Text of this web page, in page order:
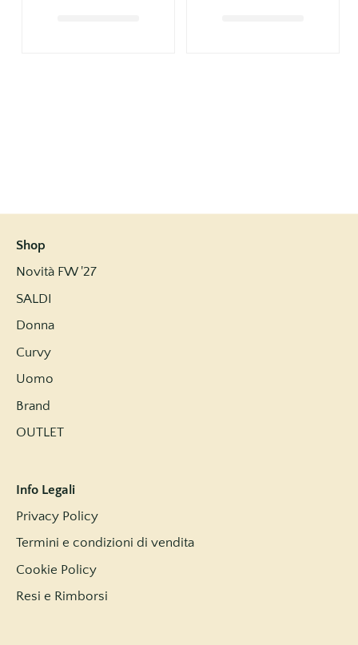
Shop
Novità FW '27
SALDI
Donna
Curvy
Uomo
Brand
OUTLET
Info Legali
Privacy Policy
Termini e condizioni di vendita
Cookie Policy
Resi e Rimborsi